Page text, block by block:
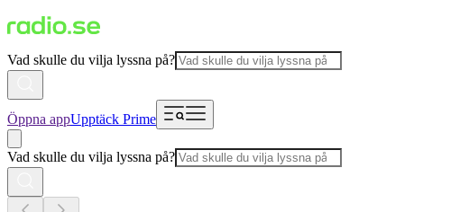
Vad skulle du vilja lyssna på?
Öppna appUpptäck Prime
Vad skulle du vilja lyssna på?